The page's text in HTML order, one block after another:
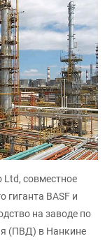
Ltd, совместное
гиганта BASF и
на заводе по
(ПВД) в Нанкине